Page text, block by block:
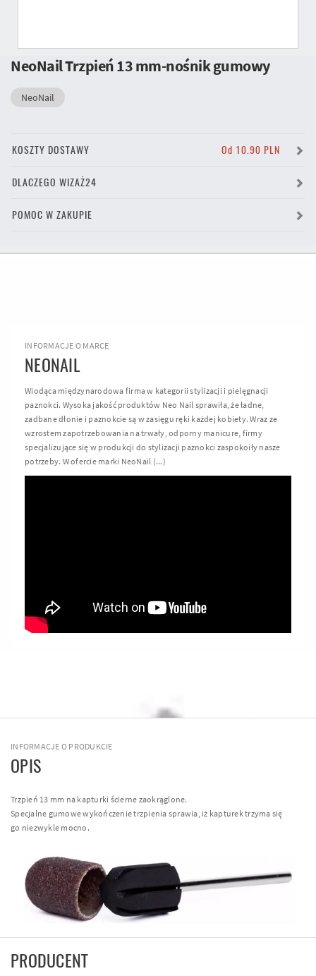
NeoNail Trzpień 13 mm-nośnik gumowy
NeoNail
KOSZTY DOSTAWY Od 10.90 PLN
DLACZEGO WIZAŻ24
POMOC W ZAKUPIE
INFORMACJE O MARCE
NEONAIL
Wiodąca międzynarodowa firma w kategorii stylizacji i pielęgnacji
paznokci. Wysoka jakość produktów Neo Nail sprawiła, że ładne,
zadbane dłonie i paznokcie są w zasięgu ręki każdej kobiety. Wraz ze
wzrostem zapotrzebowania na trwały, odporny manicure, firmy
specjalizujące się w produkcji do stylizacji paznokci zaspokoiły nasze
potrzeby. W ofercie marki NeoNail (...)
INFORMACJE O PRODUKCIE
OPIS
Trzpień 13 mm na kapturki ścierne zaokrąglone.
Specjalne gumowe wykończenie trzpienia sprawia, iż kapturek trzyma się
go niezwykle mocno.
PRODUCENT